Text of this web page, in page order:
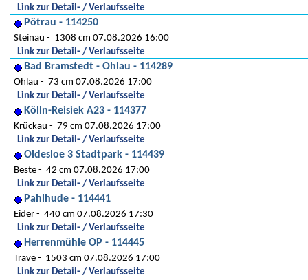
Link zur Detail- / Verlaufsseite
Pötrau - 114250
Steinau
1308 cm 07.08.2026 16:00
Link zur Detail- / Verlaufsseite
Bad Bramstedt - Ohlau - 114289
Ohlau
73 cm 07.08.2026 17:00
Link zur Detail- / Verlaufsseite
Kölln-Reisiek A23 - 114377
Krückau
79 cm 07.08.2026 17:00
Link zur Detail- / Verlaufsseite
Oldesloe 3 Stadtpark - 114439
Beste
42 cm 07.08.2026 17:00
Link zur Detail- / Verlaufsseite
Pahlhude - 114441
Eider
440 cm 07.08.2026 17:30
Link zur Detail- / Verlaufsseite
Herrenmühle OP - 114445
Trave
1503 cm 07.08.2026 17:00
Link zur Detail- / Verlaufsseite